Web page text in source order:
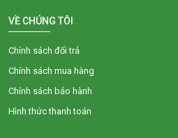
VỀ CHÚNG TÔI
Chính sách đổi trả
Chính sách mua hàng
Chính sách bảo hành
Hình thức thanh toán